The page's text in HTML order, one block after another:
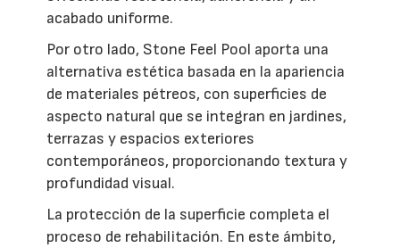
acabado uniforme.
Por otro lado, Stone Feel Pool aporta una
alternativa estética basada en la apariencia
de materiales pétreos, con superficies de
aspecto natural que se integran en jardines,
terrazas y espacios exteriores
contemporáneos, proporcionando textura y
profundidad visual.
La protección de la superficie completa el
proceso de rehabilitación. En este ámbito,